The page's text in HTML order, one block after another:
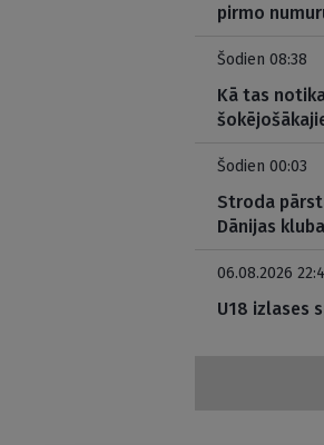
pirmo
Šodien 08:38
Kā tas
Šodien 00:03
Stroda
Dānijas
06.08.2026
U18 izlases